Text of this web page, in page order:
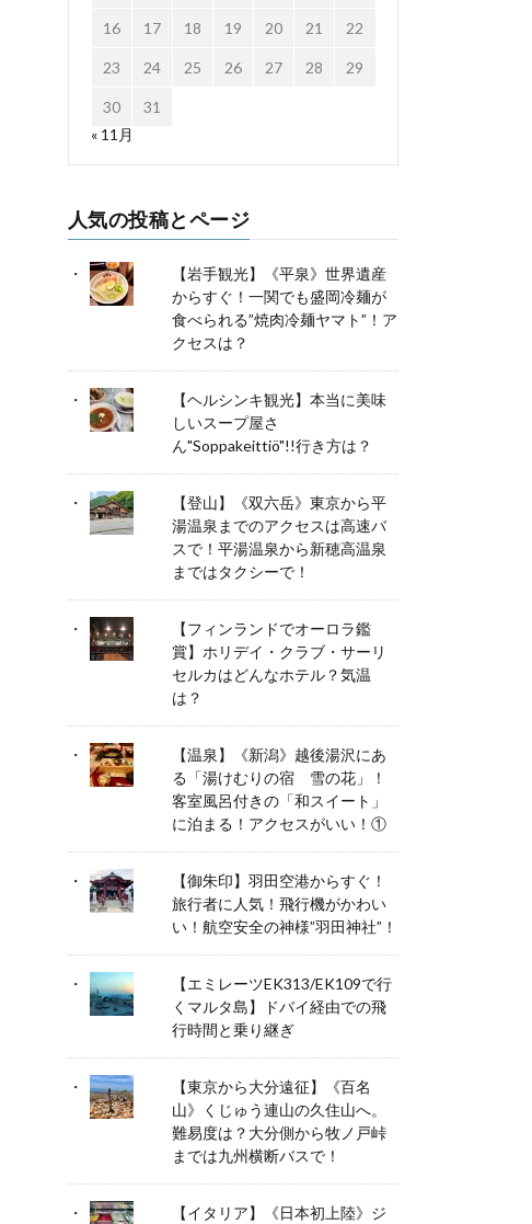
16 17 18 19 20 21 22
23 24 25 26 27 28 29
30
31
« 11月
人気の投稿とページ
【岩手観光】《平泉》世界遺産
からすぐ！一関でも盛岡冷麺が
食べられる”焼肉冷麺ヤマト”！ア
クセスは？
【ヘルシンキ観光】本当に美味
しいスープ屋さ
ん"Soppakeittiö"!!行き方は？
【登山】《双六岳》東京から平
湯温泉までのアクセスは高速バ
スで！平湯温泉から新穂高温泉
まではタクシーで！
【フィンランドでオーロラ鑑
賞】ホリデイ・クラブ・サーリ
セルカはどんなホテル？気温
は？
【温泉】《新潟》越後湯沢にあ
る「湯けむりの宿 雪の花」！
客室風呂付きの「和スイート」
に泊まる！アクセスがいい！①
【御朱印】羽田空港からすぐ！
旅行者に人気！飛行機がかわい
い！航空安全の神様”羽田神社”！
【エミレーツEK313/EK109で行
くマルタ島】ドバイ経由での飛
行時間と乗り継ぎ
【東京から大分遠征】《百名
山》くじゅう連山の久住山へ。
難易度は？大分側から牧ノ戸峠
までは九州横断バスで！
【イタリア】《日本初上陸》ジ